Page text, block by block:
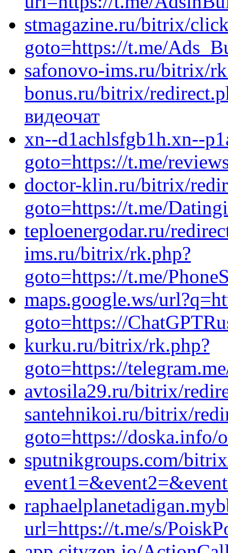
stmagazine.ru/bitrix/
goto=https://t.me/
safonovo-ims.ru/bitrix/
bonus.ru/bitrix/
видеочат
xn--d1achlsfgb1h.xn--
goto=https://t.me/
doctor-klin.ru/bitrix/
goto=https://t.me/
teploenergodar.ru/
ims.ru/bitrix/rk.php?
goto=https://t.me/
maps.google.ws/
goto=https://
kurku.ru/bitrix/rk.php?
goto=https://
avtosila29.ru/bitrix/
santehnikoi.ru/bitrix/
goto=https://doska.info/
sputnikgroups.com/
url=https://t.me/s/